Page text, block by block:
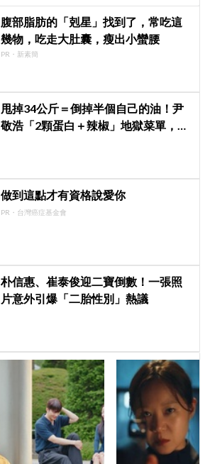
腹部脂肪的「剋星」找到了，常吃這
幾物，吃走大肚囊，瘦出小蠻腰
PR・新素簡
甩掉34公斤＝倒掉半個自己的油！尹
敬浩「2顆蛋白＋辣椒」地獄菜單，你
做到這點才有資格說愛你
PR・台灣癌症基金會
朴信惠、崔泰俊迎二寶倒數！一張照
片意外引爆「二胎性別」熱議